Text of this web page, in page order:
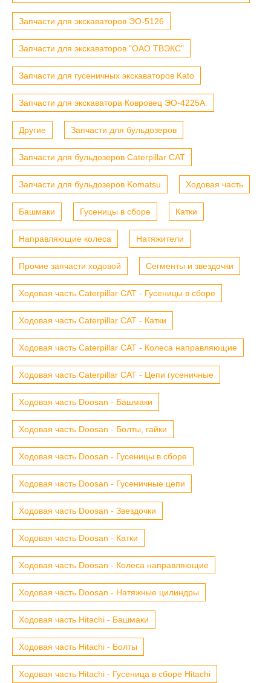
Запчасти для экскаваторов ЭО-5126
Запчасти для экскаваторов "ОАО ТВЭКС"
Запчасти для гусеничных экскаваторов Kato
Запчасти для экскаватора Ковровец ЭО-4225А.
Другие Запчасти для бульдозеров
Запчасти для бульдозеров Caterpillar CAT
Запчасти для бульдозеров Komatsu Ходовая часть
Башмаки Гусеницы в сборе Катки
Направляющие колеса Натяжители
Прочие запчасти ходовой Сегменты и звездочки
Ходовая часть Caterpillar CAT - Гусеницы в сборе
Ходовая часть Caterpillar CAT - Катки
Ходовая часть Caterpillar CAT - Колеса направляющие
Ходовая часть Caterpillar CAT - Цепи гусеничные
Ходовая часть Doosan - Башмаки
Ходовая часть Doosan - Болты, гайки
Ходовая часть Doosan - Гусеницы в сборе
Ходовая часть Doosan - Гусеничные цепи
Ходовая часть Doosan - Звездочки
Ходовая часть Doosan - Катки
Ходовая часть Doosan - Колеса направляющие
Ходовая часть Doosan - Натяжные цилиндры
Ходовая часть Hitachi - Башмаки
Ходовая часть Hitachi - Болты
Ходовая часть Hitachi - Гусеница в сборе Hitachi